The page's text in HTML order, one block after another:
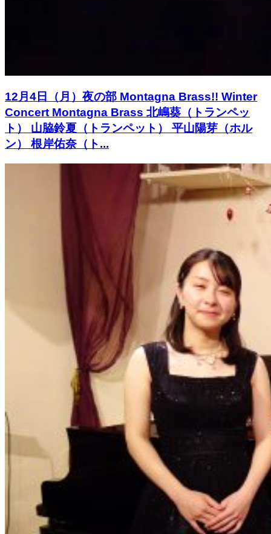
12月4日（月）夜の部 Montagna Brass!! Winter
Concert Montagna Brass 北嶋葵（トランペッ
ト） 山脇鈴夏（トランペット） 平山陽芽（ホル
ン） 根岸佑奈（ト...